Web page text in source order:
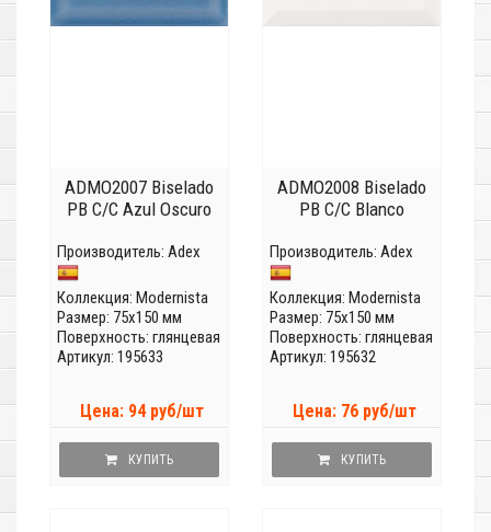
ADMO2007 Biselado
PB C/C Azul Oscuro
Производитель: Adex
Коллекция: Modernista
Размер: 75x150 мм
Поверхность: глянцевая
Артикул: 195633
Цена: 94 руб/шт
КУПИТЬ
ADMO2008 Biselado
PB C/C Blanco
Производитель: Adex
Коллекция: Modernista
Размер: 75x150 мм
Поверхность: глянцевая
Артикул: 195632
Цена: 76 руб/шт
КУПИТЬ